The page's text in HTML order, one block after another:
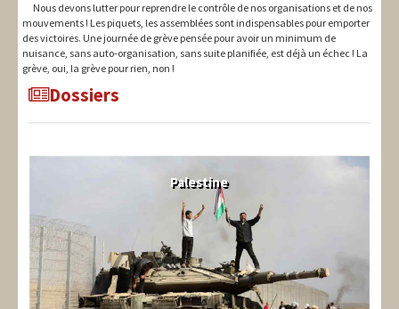
Nous devons lutter pour reprendre le contrôle de nos organisations et de nos
mouvements ! Les piquets, les assemblées sont indispensables pour emporter
des victoires. Une journée de grève pensée pour avoir un minimum de
nuisance, sans auto-organisation, sans suite planifiée, est déjà un échec ! La
grève, oui, la grève pour rien, non !
Dossiers
Palestine